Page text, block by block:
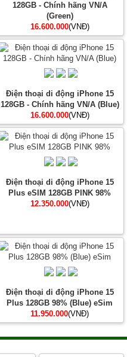
128GB - Chính hãng VN/A
(Green)
16.600.000(VNĐ)
Điện thoại di động iPhone 15
128GB - Chính hãng VN/A (Blue)
16.600.000(VNĐ)
Điện thoại di động iPhone 15
Plus eSIM 128GB PINK 98%
12.350.000(VNĐ)
Điện thoại di động iPhone 15
Plus 128GB 98% (Blue) eSim
11.950.000(VNĐ)